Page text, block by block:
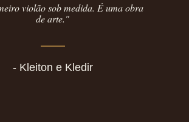
violão sob medida. É uma obra
de arte."
- Kleiton e Kledir